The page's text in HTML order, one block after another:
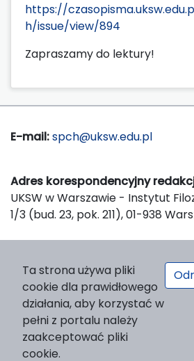
https://
h/issue/view/894
Zapraszamy do lektury!
E-mail:spch@uksw.edu.pl
Adres korespondencyjny
UKSW w Warszawie - Instytut
1/3 (bud. 23, pok. 211), 01-938
Wydawnictwo Naukowe UKSW,
nr 2, 01-815 Warszawa
Strona WWW Wydawnictwa
e-mail: wydawnictwo@uksw.edu.pl
Ta strona używa pliki
cookie dla prawidłowego
działania, aby korzystać w
pełni z portalu należy
zaakceptować pliki
cookie.